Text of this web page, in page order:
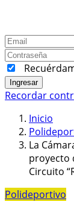
Ingresar
Recordar
Inicio
La
proyecto
Circuito
Polideportivo